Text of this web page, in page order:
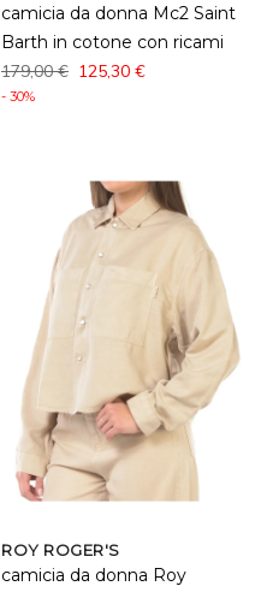
camicia da donna Mc2 Saint
Barth in cotone con ricami
179,00 € 125,30 €
- 30%
ROY ROGER'S
camicia da donna Roy